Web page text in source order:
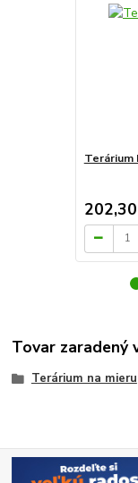
Terárium
Tovar zaradený
Terárium na mieru